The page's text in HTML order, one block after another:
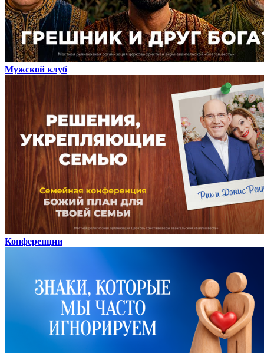
Мужской клуб
Конференции